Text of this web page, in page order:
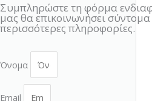
Συμπληρώστε τη φόρμα
μας θα επικοινωνήσει
περισσότερες πληροφορίες.
Όνομα
Email